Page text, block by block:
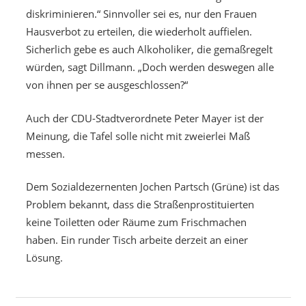
diskriminieren.“ Sinnvoller sei es, nur den Frauen
Hausverbot zu erteilen, die wiederholt auffielen.
Sicherlich gebe es auch Alkoholiker, die gemaßregelt
würden, sagt Dillmann. „Doch werden deswegen alle
von ihnen per se ausgeschlossen?“
Auch der CDU-Stadtverordnete Peter Mayer ist der
Meinung, die Tafel solle nicht mit zweierlei Maß
messen.
Dem Sozialdezernenten Jochen Partsch (Grüne) ist das
Problem bekannt, dass die Straßenprostituierten
keine Toiletten oder Räume zum Frischmachen
haben. Ein runder Tisch arbeite derzeit an einer
Lösung.